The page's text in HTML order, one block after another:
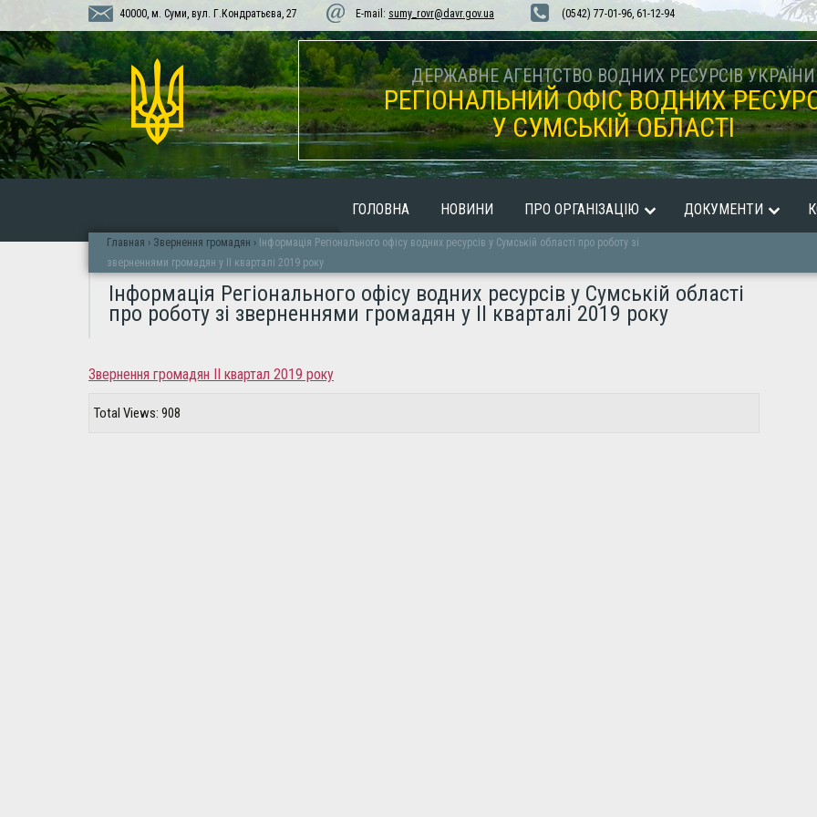
40000, м. Суми, вул. Г.Кондратьєва, 27 E-mail: sumy_rovr@davr.gov.ua (0542) 77-01-96, 61-12-94
ДЕРЖАВНЕ АГЕНТСТВО ВОДНИХ РЕСУРСІВ УКРАЇНИ
РЕГІОНАЛЬНИЙ ОФІС ВОДНИХ
У СУМСЬКІЙ ОБЛАСТІ
ГОЛОВНА НОВИНИ ПРО ОРГАНІЗАЦІЮ ДОКУМЕНТИ
Главная › Звернення громадян › Інформація Регіонального офісу водних ресурсів у Сумській області про роботу зі
зверненнями громадян у ІІ кварталі 2019 року
Інформація Регіонального офісу водних ресурсів у Сумській області
про роботу зі зверненнями громадян у ІІ кварталі 2019 року
Звернення громадян ІІ квартал 2019 року
Total Views: 908